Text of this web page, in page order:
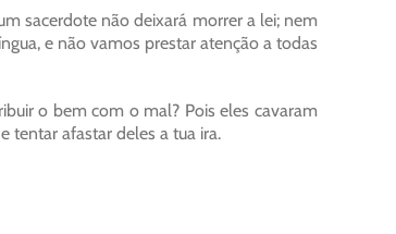
sacerdote não deixará morrer a lei; nem
e não vamos prestar atenção a todas
o bem com o mal? Pois eles cavaram
tentar afastar deles a tua ira.